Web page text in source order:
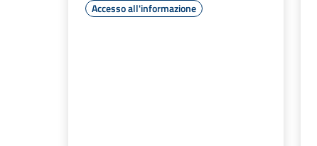
Accesso all'informazione